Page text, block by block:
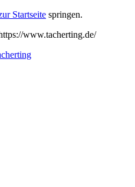
Startseite springen.
www.tacherting.de/